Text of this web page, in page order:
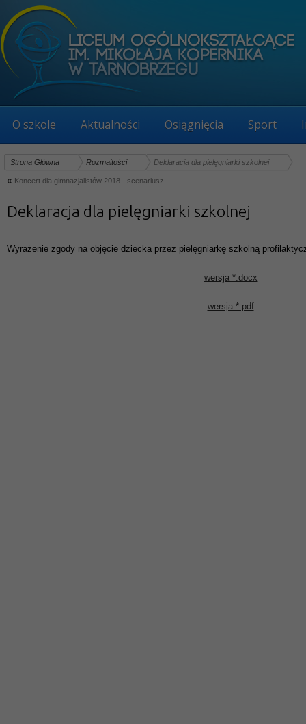
O szkole Aktualności Osiągnięcia Sport
Strona Główna Rozmaitości Deklaracja dla pielęgniarki szkolnej
« Koncert dla gimnazjalistów 2018 - scenariusz
Deklaracja dla pielęgniarki szkolnej
Wyrażenie zgody na objęcie dziecka przez pielęgniarkę szkolną
wersja *.docx
wersja *.pdf